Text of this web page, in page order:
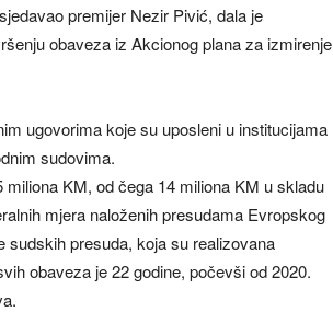
premijer Nezir Pivić, dala je
obaveza iz Akcionog plana za izmirenje
ugovorima koje su uposleni u institucijama
sudovima.
KM, od čega 14 miliona KM u skladu
mjera naloženih presudama Evropskog
presuda, koja su realizovana
obaveza je 22 godine, počevši od 2020.